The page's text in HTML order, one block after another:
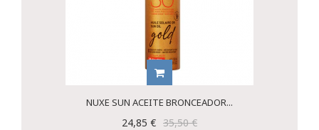
NUXE SUN ACEITE BRONCEADOR...
24,85 € 35,50 €